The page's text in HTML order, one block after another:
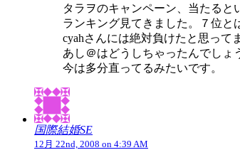
タラヲのキャンペーン、当たると
ランキング見てきました。７位と
cyahさんには絶対負けたと思って
あし＠はどうしちゃったんでしょ
今は多分直ってるみたいです。
国際結婚SE
12月 22nd, 2008 on 4:39 AM